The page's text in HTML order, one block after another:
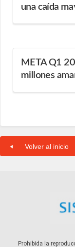
una caída
META Q1
millones
Volver al inicio
Prohibida la